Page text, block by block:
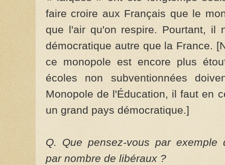
faire croire aux Français que le
que l'air qu'on respire. Pourtant, il
démocratique autre que la France.
ce monopole est encore plus
écoles non subventionnées
Monopole de l'Éducation, il faut en
un grand pays démocratique.]
Q. Que pensez-vous par exemple
par nombre de libéraux ?